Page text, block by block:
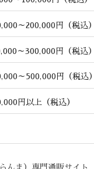
～200,000円（税込）
～300,000円（税込）
～500,000円（税込）
円以上（税込）